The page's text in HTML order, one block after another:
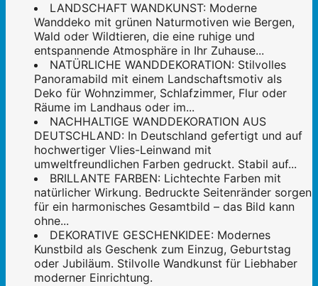
LANDSCHAFT WANDKUNST: Moderne
Wanddeko mit grünen Naturmotiven wie Bergen,
Wald oder Wildtieren, die eine ruhige und
entspannende Atmosphäre in Ihr Zuhause...
NATÜRLICHE WANDDEKORATION: Stilvolles
Panoramabild mit einem Landschaftsmotiv als
Deko für Wohnzimmer, Schlafzimmer, Flur oder
Räume im Landhaus oder im...
NACHHALTIGE WANDDEKORATION AUS
DEUTSCHLAND: In Deutschland gefertigt und auf
hochwertiger Vlies-Leinwand mit
umweltfreundlichen Farben gedruckt. Stabil auf...
BRILLANTE FARBEN: Lichtechte Farben mit
natürlicher Wirkung. Bedruckte Seitenränder sorgen
für ein harmonisches Gesamtbild – das Bild kann
ohne...
DEKORATIVE GESCHENKIDEE: Modernes
Kunstbild als Geschenk zum Einzug, Geburtstag
oder Jubiläum. Stilvolle Wandkunst für Liebhaber
moderner Einrichtung.